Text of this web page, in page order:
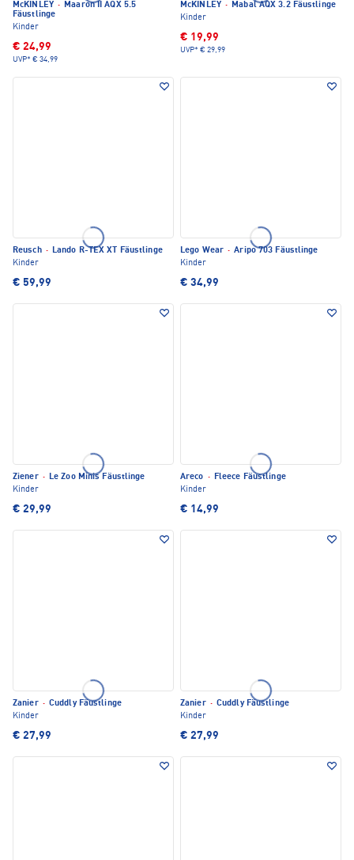
McKINLEY · Maaron II AQX 5.5
Fäustlinge
Kinder
€ 24,99
UVP* € 34,99
McKINLEY · Mabal AQX 3.2 Fäustlinge
Kinder
€ 19,99
UVP* € 29,99
Reusch · Lando R-TEX XT Fäustlinge
Kinder
€ 59,99
Lego Wear · Aripo 703 Fäustlinge
Kinder
€ 34,99
Ziener · Le Zoo Minis Fäustlinge
Kinder
€ 29,99
Areco · Fleece Fäustlinge
Kinder
€ 14,99
Zanier · Cuddly Fäustlinge
Kinder
€ 27,99
Zanier · Cuddly Fäustlinge
Kinder
€ 27,99